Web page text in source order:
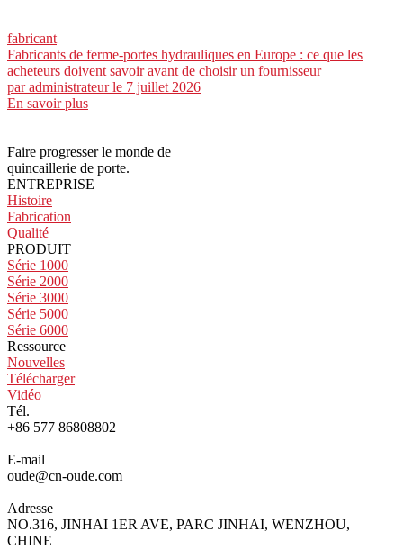
fabricant
Fabricants de ferme-portes hydrauliques en Europe : ce que les
acheteurs doivent savoir avant de choisir un fournisseur
paradministrateurle 7 juillet 2026
En savoir plus
Faire progresser le monde de
quincaillerie de porte.
ENTREPRISE
Histoire
Fabrication
Qualité
PRODUIT
Série 1000
Série 2000
Série 3000
Série 5000
Série 6000
Ressource
Nouvelles
Télécharger
Vidéo
Tél.
+86 577 86808802
E-mail
oude@cn-oude.com
Adresse
NO.316, JINHAI 1ER AVE, PARC JINHAI, WENZHOU,
CHINE